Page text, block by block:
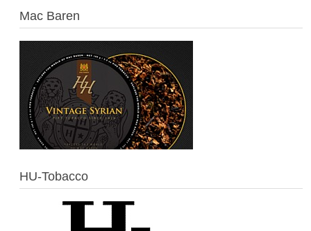
Mac Baren
HU-Tobacco